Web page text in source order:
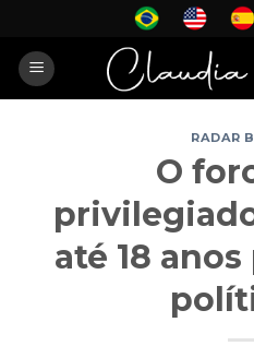
content
RADAR
O
até 18